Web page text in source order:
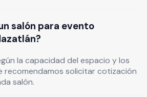
salón para evento
la capacidad del espacio y los
recomendamos solicitar cotización
salón.